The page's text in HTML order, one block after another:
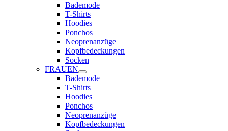
Bademode
T-Shirts
Hoodies
Ponchos
Neoprenanzüge
Kopfbedeckungen
Socken
FRAUEN
Bademode
T-Shirts
Hoodies
Ponchos
Neoprenanzüge
Kopfbedeckungen